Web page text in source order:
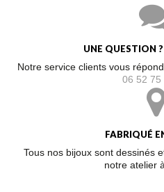
UNE QUESTION
Notre service clients vous répond
06 52 75
FABRIQUÉ
Tous nos bijoux sont dessinés
notre atelier